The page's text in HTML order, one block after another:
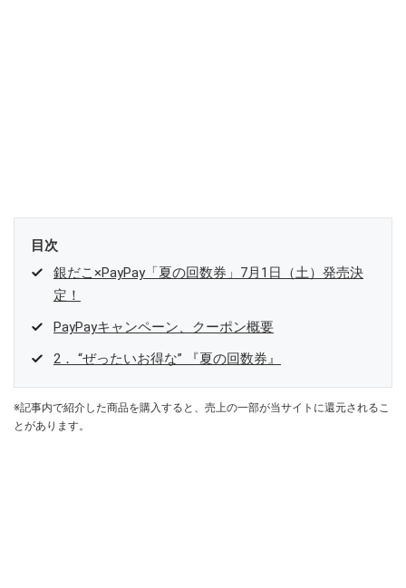
目次
銀だこ×PayPay「夏の回数券」7月1日（土）発売決
定！
PayPayキャンペーン、クーポン概要
2． “ぜったいお得な” 『夏の回数券』
※記事内で紹介した商品を購入すると、売上の一部が当サイトに還元されるこ
とがあります。